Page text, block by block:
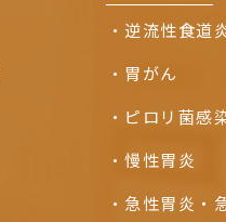
逆流性食道
胃がん
ピロリ菌感
慢性胃炎
急性胃炎・